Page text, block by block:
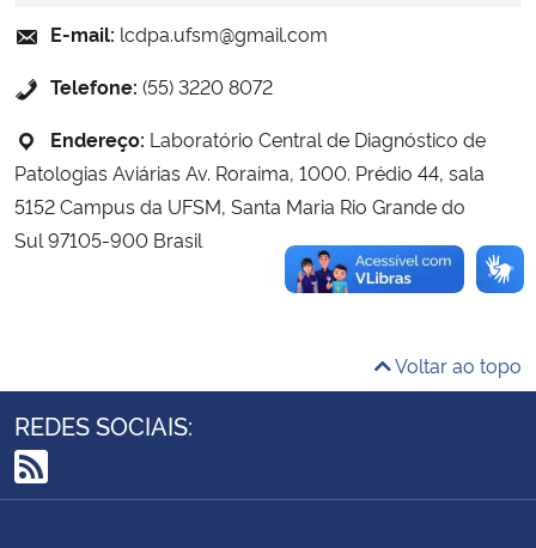
Ministério da Cidadania
Ministério da Saúde
Ministério de Minas e Energia
Ministério da Ciência, Tecnologia, Inovações e Comunicações
Controladoria-Geral da União
E-mail: lcdpa.ufsm@gmail.com
Telefone: (55) 3220 8072
Endereço: Laboratório Central de Diagnóstico de
Patologias Aviárias Av. Roraima, 1000. Prédio 44, sala
5152 Campus da UFSM, Santa Maria Rio Grande do
Sul 97105-900 Brasil
Voltar ao topo
REDES SOCIAIS:
RSS